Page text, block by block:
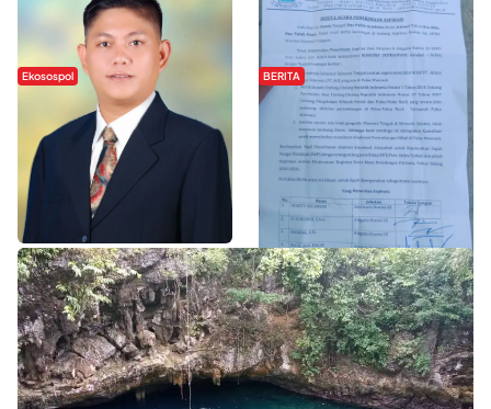
Ekosospol
Slogan Pemberdayaan Lokal
Dinilai Hanya Pemanis, Tokoh
Pemuda Wilalang Kritik Dominasi
Orang Luar
BERITA
Hipmawani Bersama DPRD Sultra
Sepakati RDP Perihal IUP
Pertambangan di Pulau Wawonii
WISATA SULTRA >>